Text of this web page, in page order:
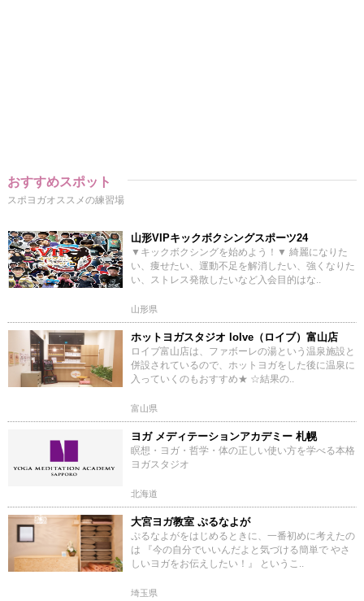
おすすめスポット
スポヨガオススメの練習場
山形VIPキックボクシングスポーツ24
▼キックボクシングを始めよう！▼ 綺麗になりた
い、痩せたい、運動不足を解消したい、強くなりた
い、ストレス発散したいなど入会目的はな..
山形県
ホットヨガスタジオ loIve（ロイブ）富山店
ロイブ富山店は、ファボーレの湯という温泉施設と
併設されているので、ホットヨガをした後に温泉に
入っていくのもおすすめ★ ☆結果の..
富山県
ヨガ メディテーションアカデミー 札幌
瞑想・ヨガ・哲学・体の正しい使い方を学べる本格
ヨガスタジオ
北海道
大宮ヨガ教室 ぷるなよが
ぷるなよがをはじめるときに、一番初めに考えたの
は 『今の自分でいいんだよと気づける簡単で やさ
しいヨガをお伝えしたい！』 というこ..
埼玉県